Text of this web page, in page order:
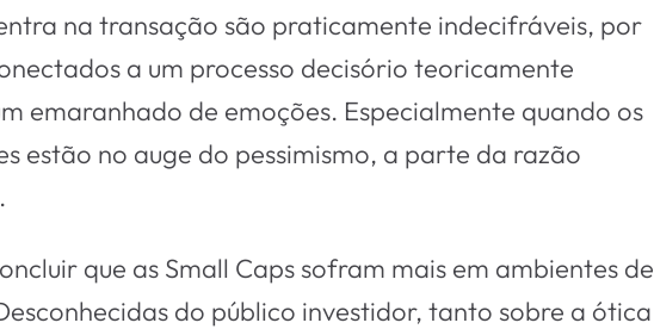
na transação são praticamente indecifráveis, por
a um processo decisório teoricamente
emaranhado de emoções. Especialmente quando os
estão no auge do pessimismo, a parte da razão
que as Small Caps sofram mais em ambientes de
do público investidor, tanto sobre a ótica